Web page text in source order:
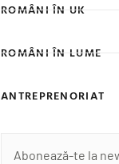
ROMÂNI ÎN UK
ROMÂNI ÎN LUME
ANTREPRENORIAT
Abonează-te la